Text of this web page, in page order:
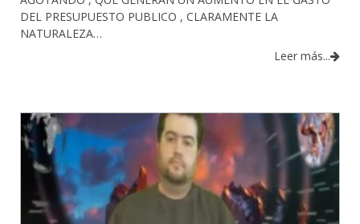
DEL PRESUPUESTO PUBLICO , CLARAMENTE LA
NATURALEZA…
Leer más...